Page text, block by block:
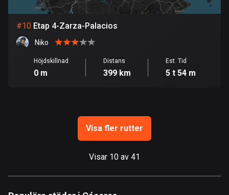
Guam
6 rutter
Guatemala
Guernsey
Haiti
#10 Etap 4-Zarza-Palacios
Niko
Höjdskillnad
0 m
Distans
399 km
Est. Tid
5 t 54 m
Visa fler rutter
Visar 10 av 41